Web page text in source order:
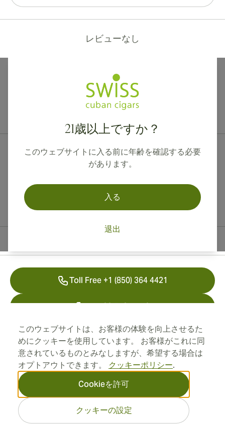
このウェブサイトは、お客様の体験を向上させるた
めにクッキーを使用しています。 お客様がこれに同
意されているものとみなしますが、希望する場合は
オプトアウトできます。 クッキーポリシー.
Cookieを許可
クッキーの設定
レビューなし
21歳以上ですか？
このウェブサイトに入る前に年齢を確認する必要
があります。
入る
退出
住所
インフォメーション
Toll Free +1 (850) 364 4421
+41 22 518 44 43
info@swisscubancigars.com